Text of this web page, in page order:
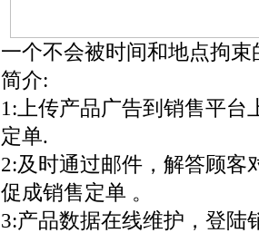
一个不会被时间和地点拘束
简介:
1:上传产品广告到销售平台
定单.
2:及时通过邮件，解答顾客
促成销售定单 。
3:产品数据在线维护，登陆